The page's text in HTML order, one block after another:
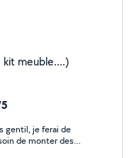
meuble....)
gentil, je ferai de
de monter des